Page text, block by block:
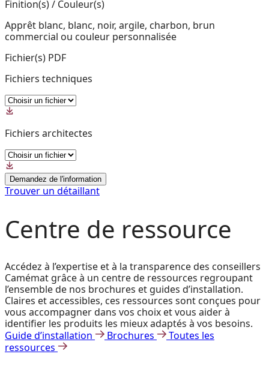
Finition(s) / Couleur(s)
Apprêt blanc, blanc, noir, argile, charbon, brun
commercial ou couleur personnalisée
Fichier(s) PDF
Fichiers techniques
Fichiers architectes
Demandez de l'information
Trouver un détaillant
Centre de ressource
Accédez à l’expertise et à la transparence des conseillers
Camémat grâce à un centre de ressources regroupant
l’ensemble de nos brochures et guides d’installation.
Claires et accessibles, ces ressources sont conçues pour
vous accompagner dans vos choix et vous aider à
identifier les produits les mieux adaptés à vos besoins.
Guide d’installation
Brochures
Toutes les
ressources